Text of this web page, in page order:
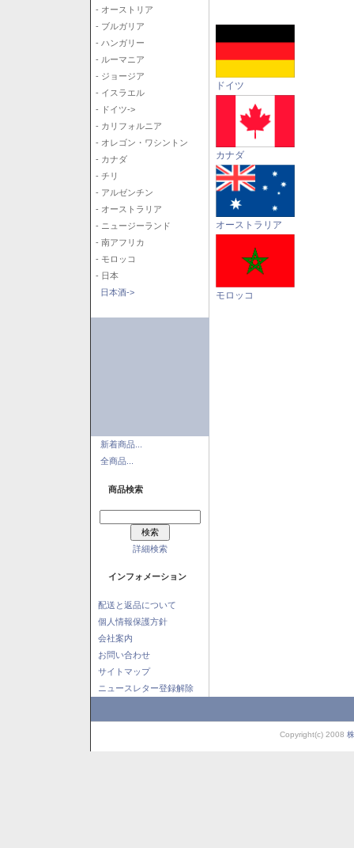
- オーストリア
- ブルガリア
- ハンガリー
- ルーマニア
- ジョージア
- イスラエル
- ドイツ->
- カリフォルニア
- オレゴン・ワシントン
- カナダ
- チリ
- アルゼンチン
- オーストラリア
- ニュージーランド
- 南アフリカ
- モロッコ
- 日本
日本酒->
新着商品...
全商品...
商品検索
詳細検索
インフォメーション
配送と返品について
個人情報保護方針
会社案内
お問い合わせ
サイトマップ
ニュースレター登録解除
ドイツ
カナダ
オーストラリア
モロッコ
Copyright(c) 2008